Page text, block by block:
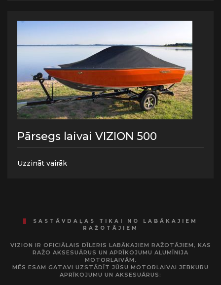
Pārsegs laivai VIZION 500
Uzzināt vairāk
SASTĀVDAĻAS TIKAI NO LABĀKAJIEM
RAŽOTĀJIEM
VIZION IR OFICIĀLAIS DĪLERIS LABĀKAJIEM RAŽOTĀJIEM, KAS
RAŽO AKSESUĀRUS UN APRĪKOJUMU ALUMĪNIJA
MOTORLAIVĀM.
MĒS ESAM GATAVI UZSTĀDĪT JŪSU MOTORLAIVAI JEBKURU
APRĪKOJUMU UN AKSESUĀRUS: